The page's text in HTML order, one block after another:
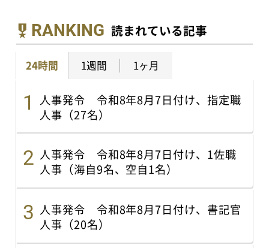
RANKING 読まれている記事
24時間 1週間 1ヶ月
人事発令 令和8年8月7日付け、指定職
人事（27名）
人事発令 令和8年8月7日付け、1佐職
人事（海自9名、空自1名）
人事発令 令和8年8月7日付け、書記官
人事（20名）